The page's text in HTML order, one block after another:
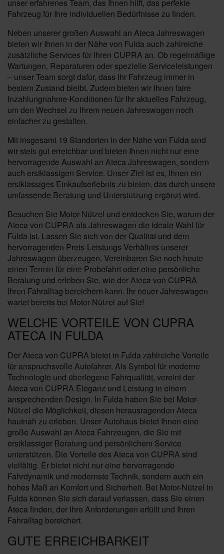
unser erfahrenes Team, das Ihnen hilft, das perfekte
Fahrzeug für Ihre individuellen Bedürfnisse zu finden.
Neben unserer großen Auswahl an Ateca Jahreswagen
bieten wir Ihnen in der Nähe von Fulda auch zahlreiche
zusätzliche Services für Ihren CUPRA an. Ob regelmäßige
Wartungen, Reparaturen oder spezielle Serviceleistungen
– unser Team sorgt dafür, dass Ihr Fahrzeug immer in
bestem Zustand bleibt. Zudem bieten wir Ihnen faire
Inzahlungnahme-Konditionen für Ihr aktuelles Fahrzeug,
um den Wechsel zu Ihrem neuen Jahreswagen noch
einfacher zu gestalten.
Mit insgesamt 19 Standorten in der Nähe von Fulda sind
wir stets gut erreichbar und bieten Ihnen nicht nur eine
hervorragende Auswahl an Ateca Jahreswagen, sondern
auch erstklassigen Service. Unser Ziel ist es, Ihnen ein
erstklassiges Einkaufserlebnis zu bieten, das durch unsere
umfassende Beratung und Unterstützung ergänzt wird.
Besuchen Sie Motor-Nützel und entdecken Sie, warum der
Ateca von CUPRA als Jahreswagen die ideale Wahl für
Fulda ist. Lassen Sie sich von der Qualität und dem
hervorragenden Preis-Leistungs-Verhältnis unserer
Jahreswagen überzeugen. Vereinbaren Sie noch heute
einen Termin für eine Probefahrt oder eine persönliche
Beratung und erleben Sie, wie der Ateca von CUPRA
Ihren Fahralltag bereichern kann. Ihr neuer Jahreswagen
wartet bereits bei Motor-Nützel auf Sie!
WELCHE VORTEILE VON CUPRA
ATECA IN FULDA
Der Ateca von CUPRA bietet in Fulda zahlreiche Vorteile
für anspruchsvolle Autofahrer. Als Symbol für moderne
Technologie und überlegene Fahrqualität, vereint der
Ateca von CUPRA Eleganz und Leistung in einem
ansprechenden Design. In Fulda haben Sie bei Motor-
Nützel die Möglichkeit, diesen herausragenden Ateca
hautnah zu erleben. Unser Autohaus bietet Ihnen eine
große Auswahl an Ateca Fahrzeugen, die Sie mit
erstklassiger Beratung und persönlichem Service
unterstützen. Die Vorteile des Ateca von CUPRA sind
vielfältig. Er bietet nicht nur eine hervorragende
Fahrdynamik und modernste Technik, sondern auch ein
hohes Maß an Komfort und Sicherheit. Bei Motor-Nützel in
Fulda können Sie sich darauf verlassen, dass Sie einen
Ateca finden, der Ihre Anforderungen erfüllt und Ihren
Fahralltag bereichert.
GUTE ERREICHBARKEIT